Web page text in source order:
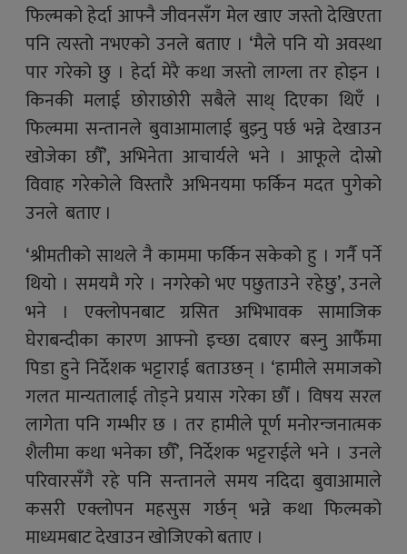
फिल्मको हेर्दा आफ्नै जीवनसँग मेल खाए जस्तो देखिएता
पनि त्यस्तो नभएको उनले बताए । ‘मैले पनि यो अवस्था
पार गरेको छु । हेर्दा मेरै कथा जस्तो लाग्ला तर होइन ।
किनकी मलाई छोराछोरी सबैले साथ् दिएका थिएँ ।
फिल्ममा सन्तानले बुवाआमालाई बुझ्नु पर्छ भन्ने देखाउन
खोजेका छौँ’, अभिनेता आचार्यले भने । आफूले दोस्रो
विवाह गरेकोले विस्तारै अभिनयमा फर्किन मदत पुगेको
उनले बताए ।
‘श्रीमतीको साथले नै काममा फर्किन सकेको हु । गर्नै पर्ने
थियो । समयमै गरे । नगरेको भए पछुताउने रहेछु’, उनले
भने । एक्लोपनबाट ग्रसित अभिभावक सामाजिक
घेराबन्दीका कारण आफ्नो इच्छा दबाएर बस्नु आफैँमा
पिडा हुने निर्देशक भट्टाराई बताउछन् । ‘हामीले समाजको
गलत मान्यतालाई तोड्ने प्रयास गरेका छौँ । विषय सरल
लागेता पनि गम्भीर छ । तर हामीले पूर्ण मनोरन्जनात्मक
शैलीमा कथा भनेका छौँ’, निर्देशक भट्टराईले भने । उनले
परिवारसँगै रहे पनि सन्तानले समय नदिदा बुवाआमाले
कसरी एक्लोपन महसुस गर्छन् भन्ने कथा फिल्मको
माध्यमबाट देखाउन खोजिएको बताए ।